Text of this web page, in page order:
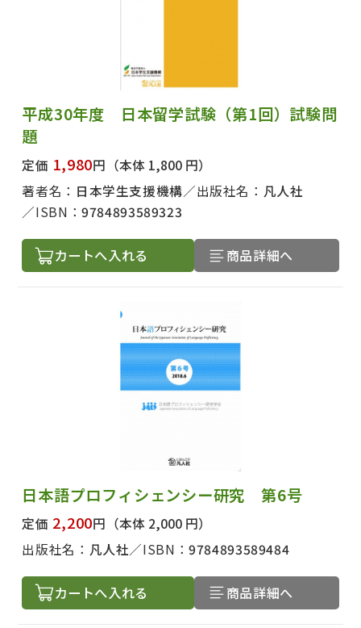
平成30年度 日本留学試験（第1回）試験問
題
定価 1,980円 （本体 1,800 円）
著者名： 日本学生支援機構 出版社名： 凡人社
ISBN：9784893589323
カートへ入れる 商品詳細へ
日本語プロフィシェンシー研究 第6号
定価 2,200円 （本体 2,000 円）
出版社名： 凡人社 ISBN：9784893589484
カートへ入れる 商品詳細へ